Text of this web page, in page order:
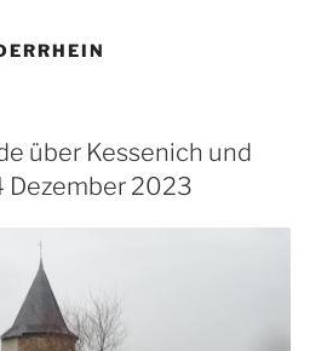
über Kessenich und
Dezember 2023